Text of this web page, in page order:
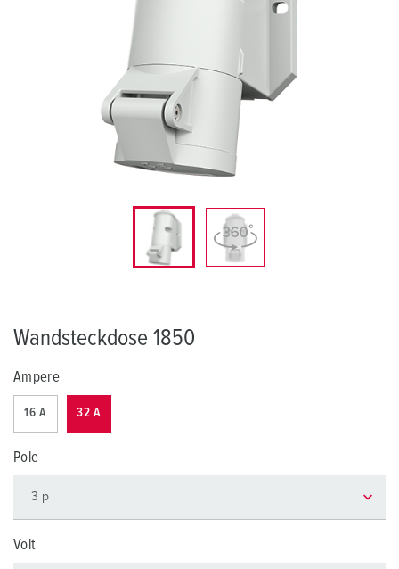
Wandsteckdose 1850
Ampere
16 A 32 A
Pole
Volt